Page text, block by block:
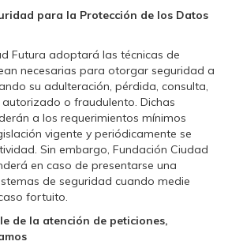
para la Protección de los Datos
Futura adoptará las técnicas de
necesarias para otorgar seguridad a
su adulteración, pérdida, consulta,
o fraudulento. Dichas
a los requerimientos mínimos
vigente y periódicamente se
Sin embargo, Fundación Ciudad
en caso de presentarse una
de seguridad cuando medie
fortuito.
de la atención de peticiones,